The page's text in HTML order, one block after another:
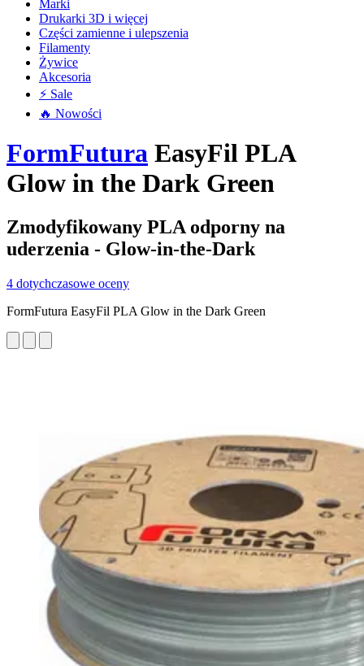
Marki
Drukarki 3D i więcej
Części zamienne i ulepszenia
Filamenty
Żywice
Akcesoria
⚡ Sale
🔥 Nowości
FormFutura EasyFil PLA
Glow in the Dark Green
Zmodyfikowany PLA odporny na
uderzenia - Glow-in-the-Dark
4 dotychczasowe oceny
FormFutura EasyFil PLA Glow in the Dark Green